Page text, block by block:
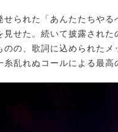
られた「あんたたちやる
見せた。続いて披露され
のの、歌詞に込められたメ
糸乱れぬコールによる最高